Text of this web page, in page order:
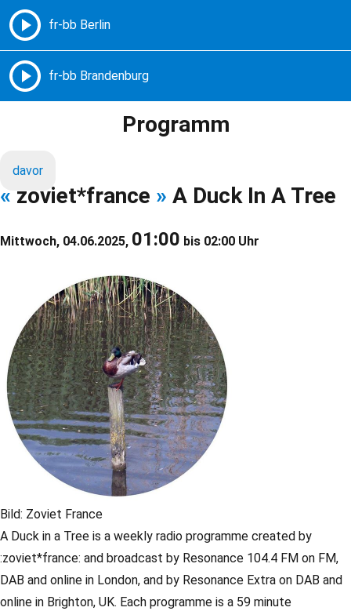
Freie Radios – Berlin Brandenburg
Programm
davor
« zoviet*france » A Duck In A Tree
Mittwoch, 04.06.2025, 01:00 bis 02:00 Uhr
Bild: Zoviet France
A Duck in a Tree is a weekly radio programme created by
:zoviet*france: and broadcast by Resonance 104.4 FM on FM,
DAB and online in London, and by Resonance Extra on DAB and
online in Brighton, UK. Each programme is a 59 minute